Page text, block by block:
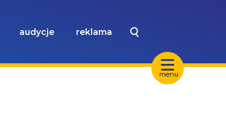
menu
audycje reklama